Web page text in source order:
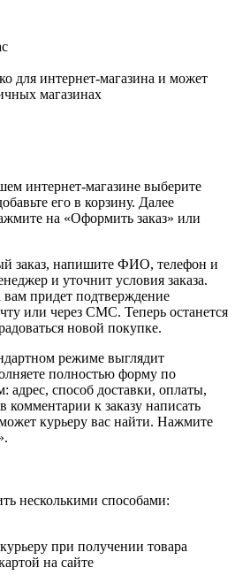
для интернет-магазина и может
магазинах
интернет-магазине выберите
его в корзину. Далее
на «Оформить заказ» или
заказ, напишите ФИО, телефон и
и уточнит условия заказа.
вам придет подтверждение
или через СМС. Теперь останется
новой покупке.
режиме выглядит
полностью форму по
адрес, способ доставки, оплаты,
комментарии к заказу написать
курьеру вас найти. Нажмите
несколькими способами:
при получении товара
на сайте